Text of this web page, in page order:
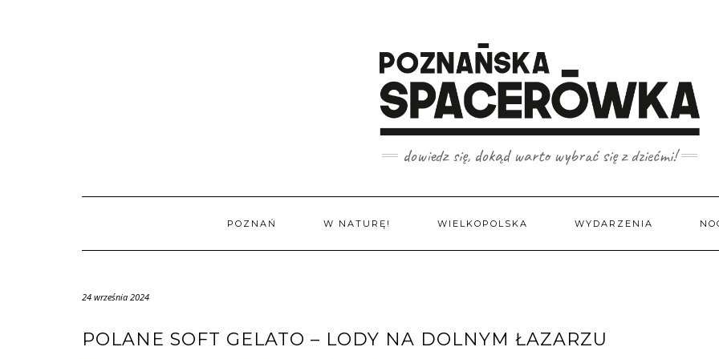
dowiedz się, dokąd warto wybrać się z dziećmi!
POZNAŃ W NATURĘ! WIELKOPOLSKA WYDARZENIA
24 września 2024
POLANE SOFT GELATO – LODY NA DOLNYM ŁAZARZU